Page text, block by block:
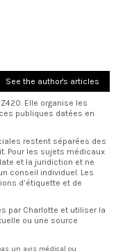
See the author's articles
Elle organise les
publiques datées en
restent séparées des
Pour les sujets médicaux
et la juridiction et ne
conseil individuel. Les
d’étiquette et de
par Charlotte et utiliser la
ou une source
un avis médical ou